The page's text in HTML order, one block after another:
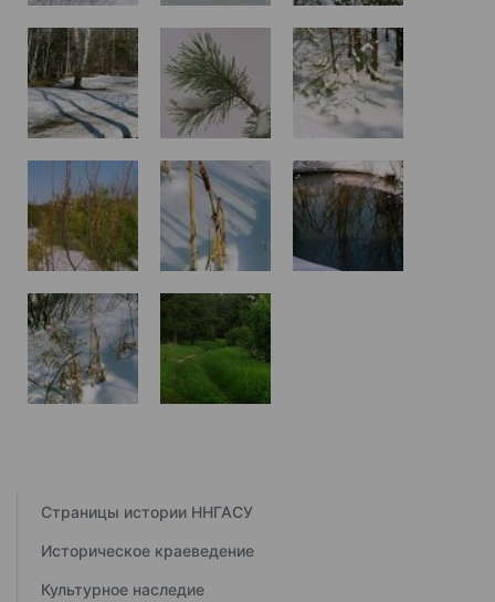
Страницы истории ННГАСУ
Историческое краеведение
Культурное наследие